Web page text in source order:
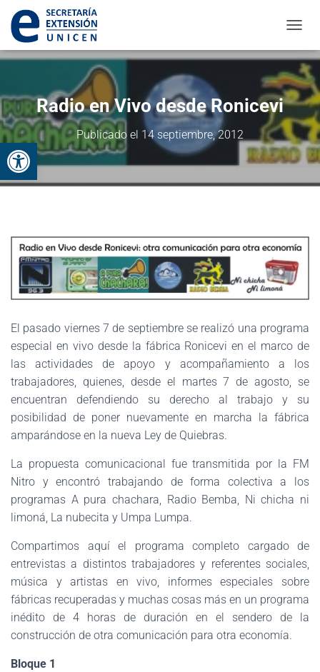
Abrir barra de herramientas
Radio en Vivo desde Ronicevi
Publicado el 14 septiembre, 2012
El pasado viernes 7 de septiembre se realizó una programa
especial en vivo desde la fábrica Ronicevi en el marco de
las actividades de apoyo y acompañamiento a los
trabajadores, quienes, desde el martes 7 de agosto, se
encuentran defendiendo su derecho al trabajo y su
posibilidad de poner nuevamente en marcha la fábrica
amparándose en la nueva Ley de Quiebras.
La propuesta comunicacional fue transmitida por la FM
Nitro y encontró trabajando de forma colectiva a los
programas A pura chachara, Radio Bemba, Ni chicha ni
limoná, La nubecita y Umpa Lumpa.
Compartimos aquí el programa completo cargado de
entrevistas a distintos trabajadores y referentes sociales,
música y artistas en vivo, informes especiales sobre
fábricas recuperadas y muchas cosas más en un programa
inédito de 4 horas de duración en el sendero de la
construcción de otra comunicación para otra economía.
Bloque 1